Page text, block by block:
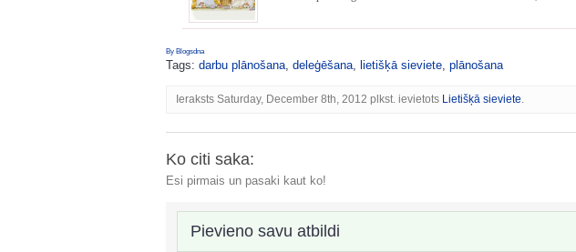
By Blogsdna
Tags: darbu plānošana deleģēšana lietišķā sieviete plānošana
Ieraksts Saturday, December 8th, 2012 plkst. ievietots Lietišķā sieviete.
Ko citi saka:
Esi pirmais un pasaki kaut ko!
Pievieno savu atbildi